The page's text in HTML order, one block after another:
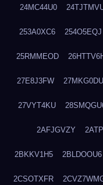
24MC44U0
253A0XC6 254O5EQJ
25RMMEOD
27E8J3FW 27MKG0DU
27VYT4KU
2AFJGVZY
2BKKV1H5 2BLDOOU6
2CSOTXFR